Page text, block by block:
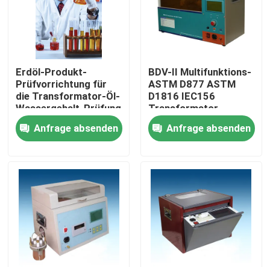
Über uns
Werksbesichtigung
Qualitätskontrolle
Bitte um ein Angebot
Elektrisches Testgerät
Brandprüfgeräte
Erdöl-Produkt-
Prüfvorrichtung für
die Transformator-Öl-
Wassergehalt-Prüfung
Anfrage absenden
BDV-II Multifunktions-
ASTM D877 ASTM
D1816 IEC156
Transformator-
Ölprobe-Ausrüstung
Anfrage absenden